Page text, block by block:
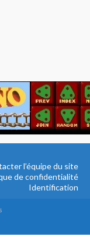
l’équipe du site
de confidentialité
Identification